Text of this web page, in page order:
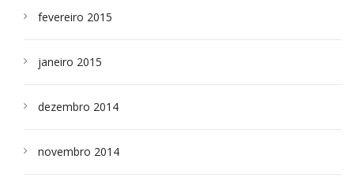
fevereiro 2015
janeiro 2015
dezembro 2014
novembro 2014